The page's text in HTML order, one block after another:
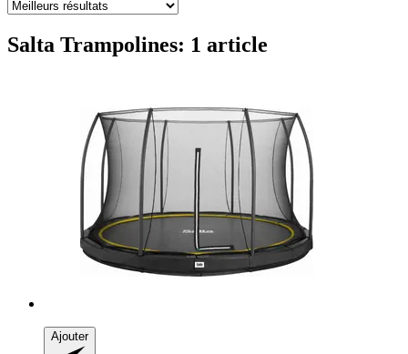
Salta Trampolines: 1 article
Ajouter